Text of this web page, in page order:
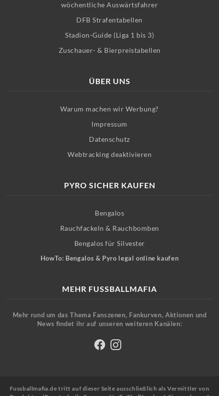
wöchentliche Auswärtsfahrer
DFB Strafentabellen
Stadion-Guide (Liga 1 bis 3)
Zuschauer- & Bierpreistabellen
ÜBER UNS
Warum machen wir Werbung?
Impressum
Datenschutz
Webtracking deaktivieren
PYRO SICHER KAUFEN
Bengalos
Rauchfackeln & Rauchbomben
Bengalos für Silvester
HowTo: Bengalos & Pyro legal online kaufen
MEHR FUSSBALLMAFIA
Mehr rund um das Thema Fanszenen, Fankurven, Aktionen und
News findet ihr auf unseren weiteren Kanälen:
Fussballmafia.de tritt auf dieser Seite ausschließlich als Vermittler von